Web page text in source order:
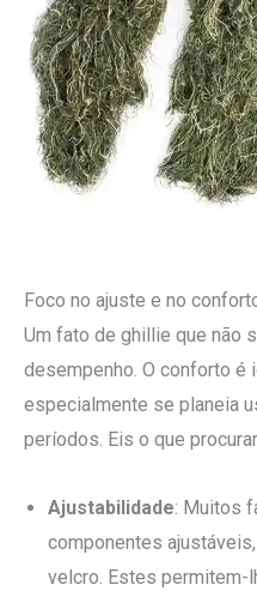
Foco no ajuste e no
Um fato de ghillie que não
desempenho. O conforto é
especialmente se planeia
períodos. Eis o que
Ajustabilidade: Muitos
componentes
velcro. Estes permitem-